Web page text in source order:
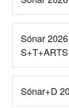
Sónar
S+T+ARTS
Sónar+D